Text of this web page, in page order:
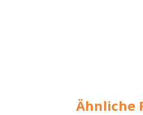
Ähnliche